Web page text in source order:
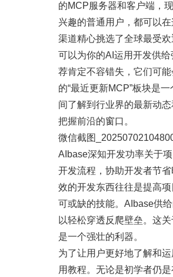
的MCP服务器和客户端，
兴趣的普通用户，都可以
渠道精心挑选了全球最受
可以为你的AI运用开发供
荐肯定不容错失，它们可
的“最近更新MCP”板块是
间了解到行业界的最新动
把握前沿的窗口。
微信截图
AIbase深知开发功率关于
开发流程，协助开发者节
效的开发东西往往是提高
可或缺的技能。AIbase供
以轻松穿透反爬壁垒。这
是一个强壮的利器。
为了让用户更好地了解和
用教程。无论是初学者仍